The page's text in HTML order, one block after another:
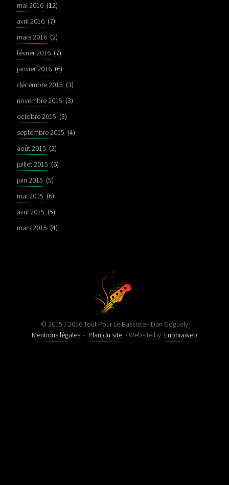
mai 2016 (12)
avril 2016 (7)
mars 2016 (2)
février 2016 (7)
janvier 2016 (6)
décembre 2015 (3)
novembre 2015 (3)
octobre 2015 (3)
septembre 2015 (4)
août 2015 (2)
juillet 2015 (6)
juin 2015 (5)
mai 2015 (6)
avril 2015 (5)
mars 2015 (4)
© 2015 / 2016 Tout Pour Le Bassiste - Dan Goguely
Mentions légales - Plan du site - Website by Euphraweb